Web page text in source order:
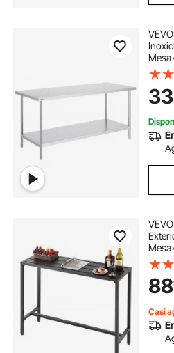
Mesa
Mesa
de
Negro
88
Casi